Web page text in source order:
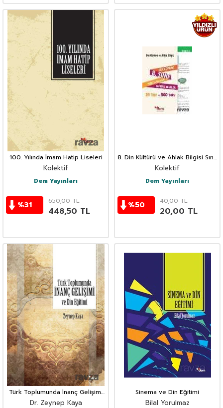
100. Yılında İmam Hatip Liseleri
Kolektif
Dem Yayınları
%31 650,00TL
448,50 TL
8. Din Kültürü ve Ahlak Bilgisi Sınıf
Çek Koparlı Teog'a Hazırlık
Yaprak Testler
Kolektif
Dem Yayınları
%50 40,00TL
20,00 TL
Türk Toplumunda İnanç Gelişimi
ve Din Eğitimi
Dr. Zeynep Kaya
Sinema ve Din Eğitimi
Bilal Yorulmaz